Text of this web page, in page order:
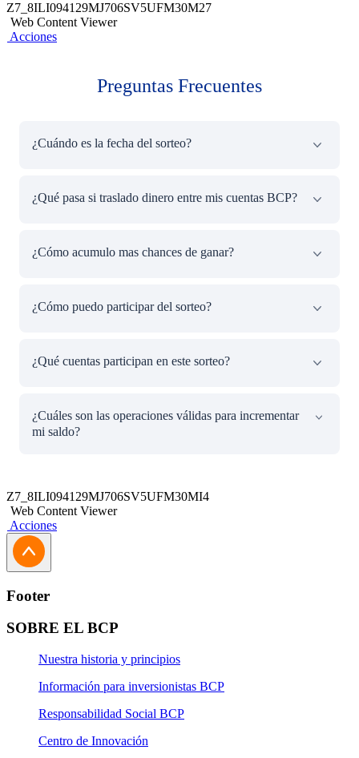
Z7_8ILI094129MJ706SV5UFM30M27
Web Content Viewer
Acciones
Preguntas Frecuentes
¿Cuándo es la fecha del sorteo?
¿Qué pasa si traslado dinero entre mis cuentas BCP?
tus propias cuentas de ahorros. Recuerda que el
de Mayo de 2023 hasta el 07 de Julio de 2023.
¿Cómo acumulo mas chances de ganar?
BCP que incrementes a partir del 01 de Julio, acumulas
¿Cómo puedo participar del sorteo?
poseas en tus Cuentas de Ahorros registrado desde el 31
¿Qué cuentas participan en este sorteo?
Digital, Premio, Sueldo y/o alcancía digital 'Warda'.
Además, por tener una Tarjeta de Crédito BCP, disfrutan
¿Cuáles son las operaciones válidas para incrementar
mi saldo?
Transferencias interbancarias (inmediatas y por
horarios).
Z7_8ILI094129MJ706SV5UFM30MI4
Web Content Viewer
Acciones
Footer
SOBRE EL BCP
Nuestra historia y principios
Información para inversionistas BCP
Responsabilidad Social BCP
Centro de Innovación